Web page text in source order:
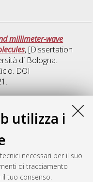
utilizza i
necessari per il suo
di tracciamento
tuo consenso.
millimeter-wave
, [Dissertation
di Bologna.
DOI
and modelling of
hydrated complexes
Università di
, 37 Ciclo.